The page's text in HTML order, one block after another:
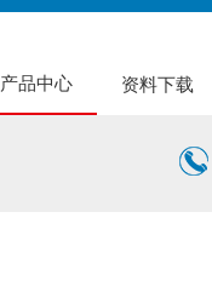
产品中心 资料下载